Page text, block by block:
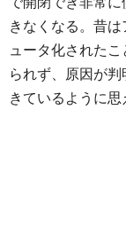
きなくなる。昔
ュータ化された
られず、原因が
きているように思